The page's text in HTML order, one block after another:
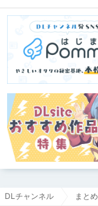
DLチャンネル まとめ